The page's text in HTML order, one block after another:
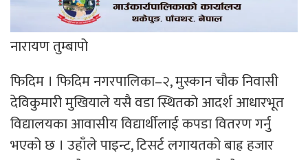
नारायण तुम्बापो
फिदिम । फिदिम नगरपालिका–२, मुस्कान चौक निवासी
देविकुमारी मुखियाले यसै वडा स्थितको आदर्श आधारभूत
विद्यालयका आवासीय विद्यार्थीलाई कपडा वितरण गर्नु
भएको छ । उहाँले पाइन्ट, टिसर्ट लगायतको बाह्र हजार